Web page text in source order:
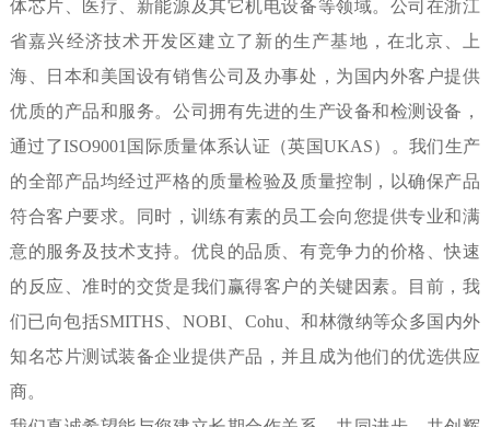
体芯片、医疗、新能源及其它机电设备等领域。公司在浙江
省嘉兴经济技术开发区建立了新的生产基地，在北京、上
海、日本和美国设有销售公司及办事处，为国内外客户提供
优质的产品和服务。公司拥有先进的生产设备和检测设备，
通过了ISO9001国际质量体系认证（英国UKAS）。我们生产
的全部产品均经过严格的质量检验及质量控制，以确保产品
符合客户要求。同时，训练有素的员工会向您提供专业和满
意的服务及技术支持。优良的品质、有竞争力的价格、快速
的反应、准时的交货是我们赢得客户的关键因素。目前，我
们已向包括SMITHS、NOBI、Cohu、和林微纳等众多国内外
知名芯片测试装备企业提供产品，并且成为他们的优选供应
商。